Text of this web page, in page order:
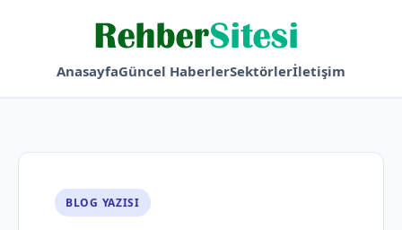
AnasayfaGüncel HaberlerSektörlerİletişim
BLOG YAZISI